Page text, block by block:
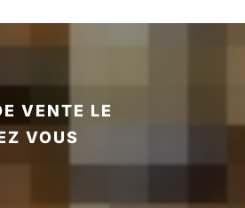
VENTE LE
VOUS